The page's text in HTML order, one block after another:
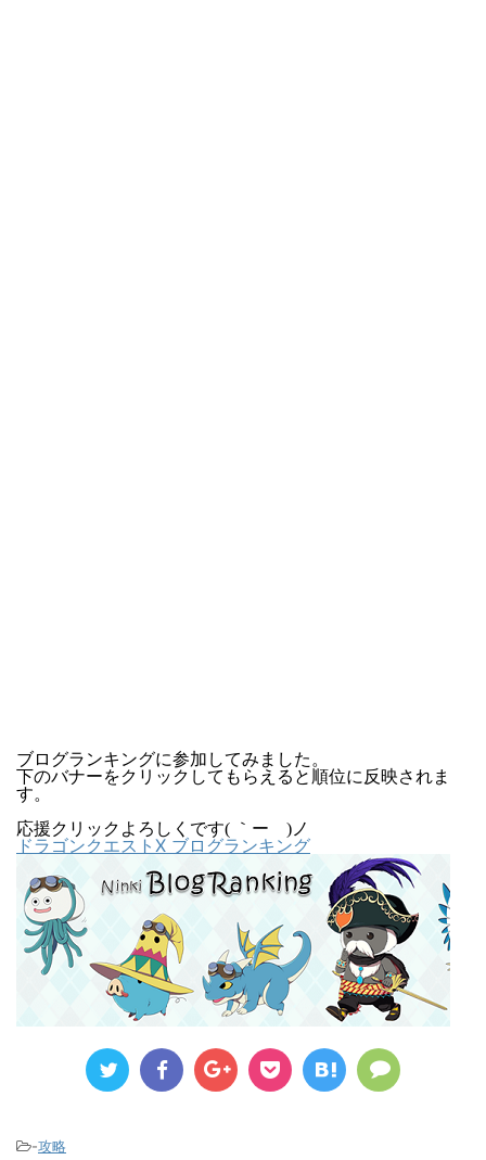
ブログランキングに参加してみました。
下のバナーをクリックしてもらえると順位に反映されま
す。
応援クリックよろしくです( ｀ー´)ノ
ドラゴンクエストX ブログランキング
-攻略